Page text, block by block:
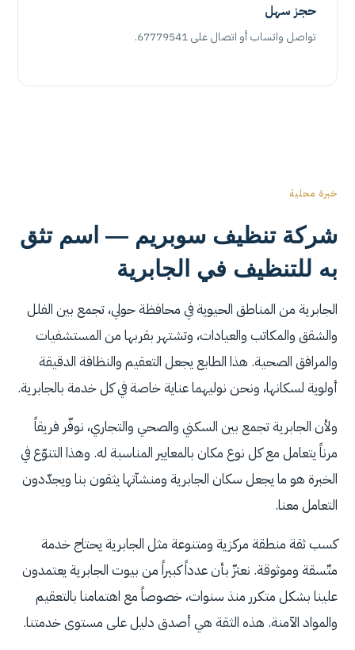
حجز سهل
تواصل واتساب أو اتصال على 67779541.
خبرة محلية
شركة تنظيف سوبريم — اسم تثق
به للتنظيف في الجابرية
الجابرية من المناطق الحيوية في محافظة حولي، تجمع بين الفلل
والشقق والمكاتب والعيادات، وتشتهر بقربها من المستشفيات
والمرافق الصحية. هذا الطابع يجعل التعقيم والنظافة الدقيقة
أولوية لسكانها، ونحن نوليهما عناية خاصة في كل خدمة بالجابرية.
ولأن الجابرية تجمع بين السكني والصحي والتجاري، نوفّر فريقاً
مرناً يتعامل مع كل نوع مكان بالمعايير المناسبة له. وهذا التنوّع في
الخبرة هو ما يجعل سكان الجابرية ومنشآتها يثقون بنا ويجدّدون
التعامل معنا.
كسب ثقة منطقة مركزية ومتنوعة مثل الجابرية يحتاج خدمة
متّسقة وموثوقة. نعتزّ بأن عدداً كبيراً من بيوت الجابرية يعتمدون
علينا بشكل متكرر منذ سنوات، خصوصاً مع اهتمامنا بالتعقيم
والمواد الآمنة. هذه الثقة هي أصدق دليل على مستوى خدمتنا.